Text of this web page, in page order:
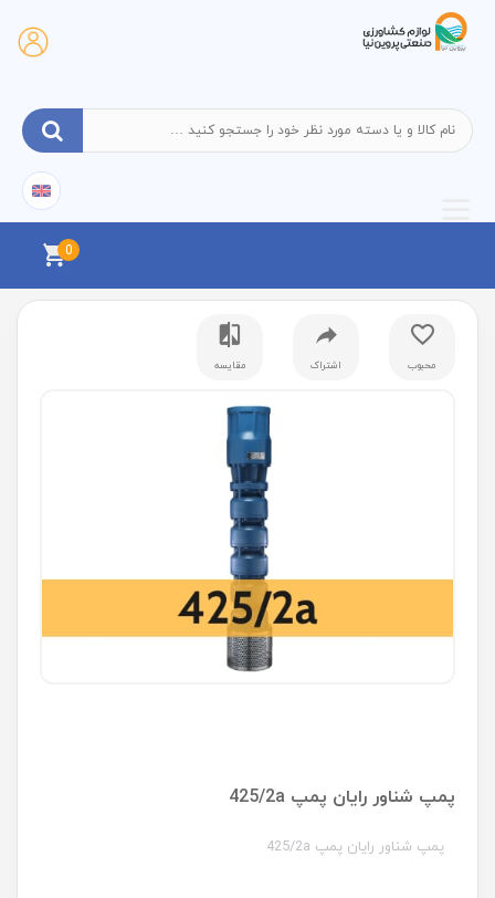
0
محبوب اشتراک مقایسه
پمپ شناور رایان پمپ 425/2a
پمپ شناور رایان پمپ 425/2a